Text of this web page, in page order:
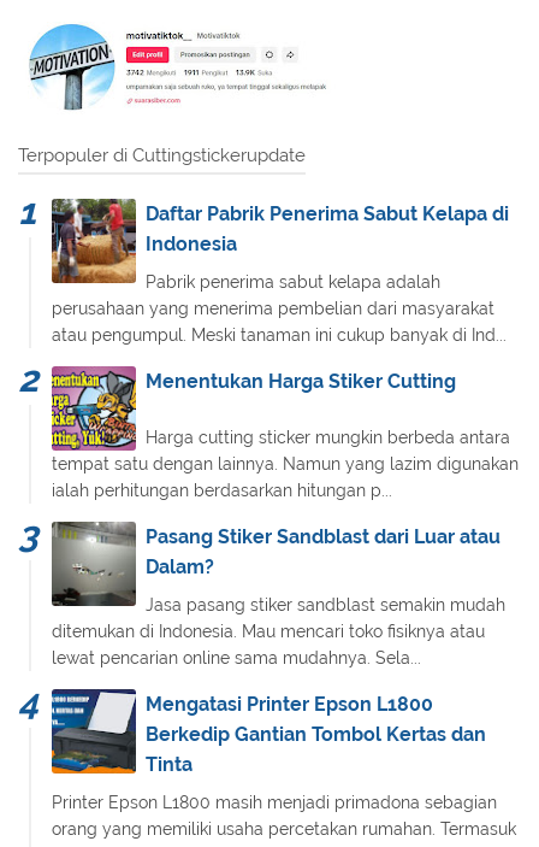
Terpopuler di Cuttingstickerupdate
Daftar Pabrik Penerima Sabut Kelapa di
Indonesia
Pabrik penerima sabut kelapa adalah
perusahaan yang menerima pembelian dari masyarakat
atau pengumpul. Meski tanaman ini cukup banyak di Ind...
Menentukan Harga Stiker Cutting
Harga cutting sticker mungkin berbeda antara
tempat satu dengan lainnya. Namun yang lazim digunakan
ialah perhitungan berdasarkan hitungan p...
Pasang Stiker Sandblast dari Luar atau
Dalam?
Jasa pasang stiker sandblast semakin mudah
ditemukan di Indonesia. Mau mencari toko fisiknya atau
lewat pencarian online sama mudahnya. Sela...
Mengatasi Printer Epson L1800
Berkedip Gantian Tombol Kertas dan
Tinta
Printer Epson L1800 masih menjadi primadona sebagian
orang yang memiliki usaha percetakan rumahan. Termasuk